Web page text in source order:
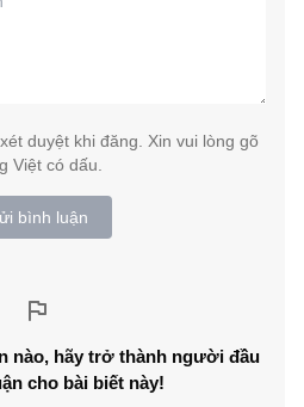
duyệt khi đăng. Xin vui lòng gõ
Việt có dấu.
bình luận
nào, hãy trở thành người đầu
cho bài biết này!